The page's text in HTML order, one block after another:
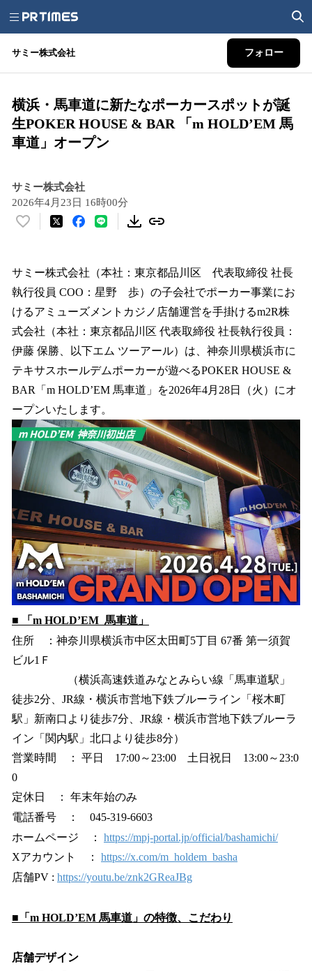
サミー株式会社 フォロー
横浜・馬車道に新たなポーカースポットが誕
生POKER HOUSE & BAR 「m HOLD’EM 馬
車道」オープン
サミー株式会社
2026年4月23日 16時00分
い
！
数
を
読
み
込
み
中
で
す
サミー株式会社（本社：東京都品川区 代表取締役 社長
執行役員 COO：星野 歩）の子会社でポーカー事業にお
けるアミューズメントカジノ店舗運営を手掛けるm2R株
式会社（本社：東京都品川区 代表取締役 社長執行役員：
伊藤 保勝、以下エム ツーアール）は、神奈川県横浜市に
テキサスホールデムポーカーが遊べるPOKER HOUSE &
BAR「m HOLD’EM 馬車道」を2026年4月28日（火）にオ
ープンいたします。
■ 「m HOLD’EM 馬車道」
住所 ：神奈川県横浜市中区太田町5丁目 67番 第一須賀
ビル1Ｆ
（横浜高速鉄道みなとみらい線「馬車道駅」
徒歩2分、JR線・横浜市営地下鉄ブルーライン「桜木町
駅」新南口より徒歩7分、JR線・横浜市営地下鉄ブルーラ
イン「関内駅」北口より徒歩8分）
営業時間 ： 平日 17:00～23:00 土日祝日 13:00～23:0
0
定休日 ： 年末年始のみ
電話番号 ： 045-319-6603
ホームページ ： https://mpj-portal.jp/official/bashamichi/
Xアカウント ： https://x.com/m_holdem_basha
店舗PV : https://youtu.be/znk2GReaJBg
■「m HOLD’EM 馬車道」の特徴、こだわり
店舗デザイン